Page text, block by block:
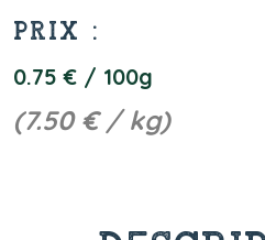
PRIX :
0.75 € / 100g
(7.50 € / kg)